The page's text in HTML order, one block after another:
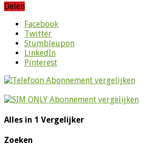
Delen
Facebook
Twitter
Stumbleupon
LinkedIn
Pinterest
Alles in 1 Vergelijker
Zoeken